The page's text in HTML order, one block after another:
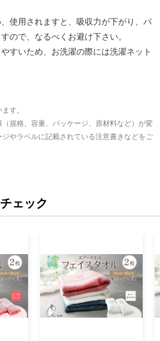
使用されますと、吸収力が下がり、パ
ので、なるべくお避け下さい。
すいため、お洗濯の際には洗濯ネット
す。
規格、容量、パッケージ、原材料など）が変
やラベルに記載されている注意書きなどをご
ェック